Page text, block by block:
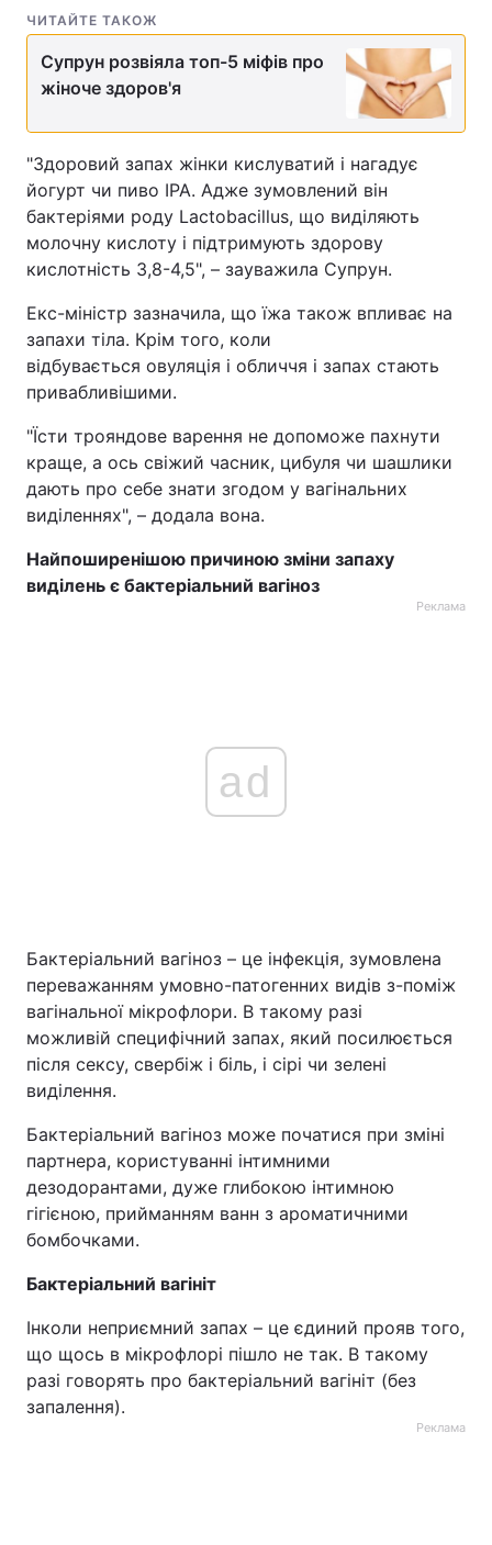
ЧИТАЙТЕ ТАКОЖ
Супрун розвіяла топ-5 міфів про
жіноче здоров'я
"Здоровий запах жінки кислуватий і нагадує
йогурт чи пиво ІРА. Адже зумовлений він
бактеріями роду Lactobacillus, що виділяють
молочну кислоту і підтримують здорову
кислотність 3,8-4,5", – зауважила Супрун.
Екс-міністр зазначила, що їжа також впливає на
запахи тіла. Крім того, коли
відбувається овуляція і обличчя і запах стають
привабливішими.
"Їсти трояндове варення не допоможе пахнути
краще, а ось свіжий часник, цибуля чи шашлики
дають про себе знати згодом у вагінальних
виділеннях", – додала вона.
Найпоширенішою причиною зміни запаху
виділень є бактеріальний вагіноз
Реклама
ad
Бактеріальний вагіноз – це інфекція, зумовлена
переважанням умовно-патогенних видів з-поміж
вагінальної мікрофлори. В такому разі
можливій специфічний запах, який посилюється
після сексу, свербіж і біль, і сірі чи зелені
виділення.
Бактеріальний вагіноз може початися при зміні
партнера, користуванні інтимними
дезодорантами, дуже глибокою інтимною
гігієною, прийманням ванн з ароматичними
бомбочками.
Бактеріальний вагініт
Інколи неприємний запах – це єдиний прояв того,
що щось в мікрофлорі пішло не так. В такому
разі говорять про бактеріальний вагініт (без
запалення).
Реклама